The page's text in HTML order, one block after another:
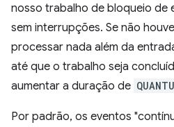
nosso trabalho de bloqueio de
sem interrupções. Se não
processar nada além da
até que o trabalho seja
aumentar a duração de
Por padrão, os eventos